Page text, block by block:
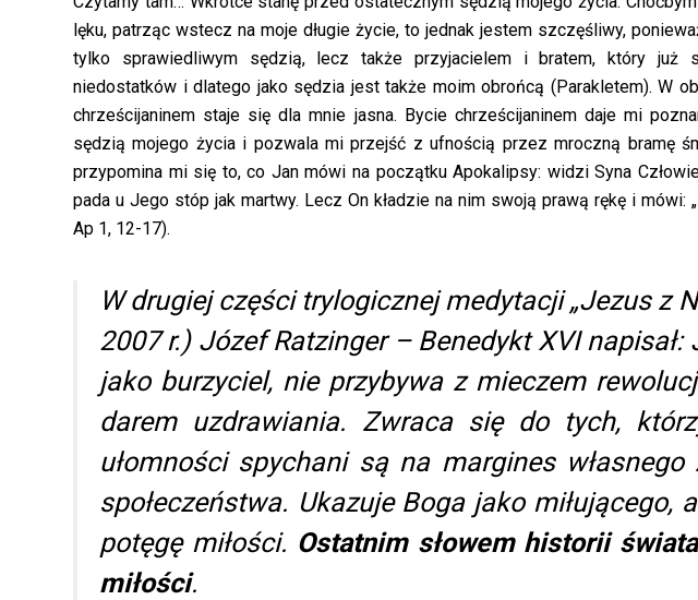
lęku, patrząc wstecz na moje długie życie, to jednak jestem szczęśliwy,
tylko sprawiedliwym sędzią, lecz także przyjacielem i bratem, który już
niedostatków i dlatego jako sędzia jest także moim obrońcą (Parakletem). W
chrześcijaninem staje się dla mnie jasna. Bycie chrześcijaninem daje mi
sędzią mojego życia i pozwala mi przejść z ufnością przez mroczną bramę
przypomina mi się to, co Jan mówi na początku Apokalipsy: widzi Syna
pada u Jego stóp jak martwy. Lecz On kładzie na nim swoją prawą rękę i mówi:
Ap 1, 12-17).
W drugiej części trylogicznej medytacji „Jezus z
2007 r.) Józef Ratzinger – Benedykt XVI napisał:
jako burzyciel, nie przybywa z mieczem
darem uzdrawiania. Zwraca się do tych,
ułomności spychani są na margines
społeczeństwa. Ukazuje Boga jako miłującego,
potęgę miłości. Ostatnim słowem historii
miłości.